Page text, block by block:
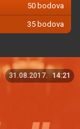
50 bodova
35 bodova
31.08.2017. 14:21